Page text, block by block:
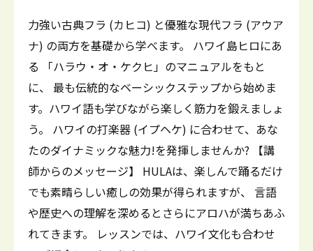
力強い古典フラ (カヒコ) と優雅な現代フラ (アウア
ナ) の両方を基礎から学べます。 ハワイ島ヒロにあ
る 「ハラウ・オ・ケクヒ」のマニュアルをもと
に、 最も伝統的なベーシックステップから始めま
す。ハワイ語も学びながら楽しく筋力を鍛えましょ
う。 ハワイの打楽器 (イプヘケ) に合わせて、あな
たのダイナミックな魅力!を発揮しませんか? 【講
師からのメッセージ】 HULAは、楽しんで踊るだけ
でも素晴らしい癒しの効果が得られますが、 言語
や歴史への理解を深めるとさらにアロハが満ちあふ
れてきます。 レッスンでは、ハワイ文化も合わせ